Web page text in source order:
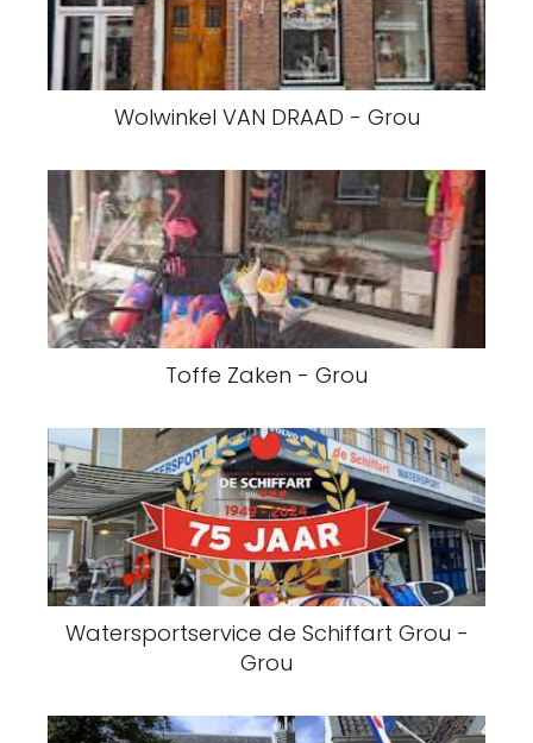
Wolwinkel VAN DRAAD - Grou
Toffe Zaken - Grou
Watersportservice de Schiffart Grou -
Grou